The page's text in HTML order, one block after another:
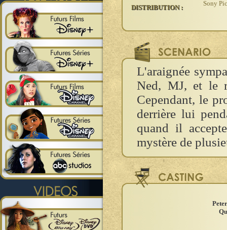
DISTRIBUTION :
Sony
L'araignée
Ned, MJ, et le
Cependant, le
derrière lui
quand il
mystère de